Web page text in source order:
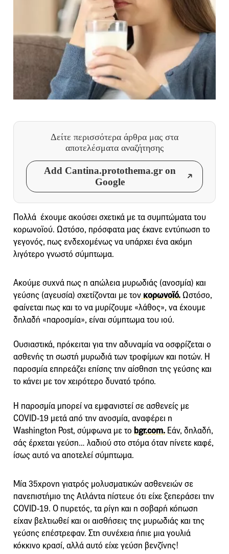
Δείτε περισσότερα άρθρα μας στα
αποτελέσματα αναζήτησης
Add Cantina.protothema.gr on
Google
Πολλά έχουμε ακούσει σχετικά με τα συμπτώματα του
κορωνοϊού. Ωστόσο, πρόσφατα μας έκανε εντύπωση το
γεγονός, πως ενδεχομένως να υπάρχει ένα ακόμη
λιγότερο γνωστό σύμπτωμα.
Ακούμε συχνά πως η απώλεια μυρωδιάς (ανοσμία) και
γεύσης (αγευσία) σχετίζονται με τον κορωνοϊό.Ωστόσο,
φαίνεται πως και το να μυρίζουμε «λάθος», να έχουμε
δηλαδή «παροσμία», είναι σύμπτωμα του ιού.
Ουσιαστικά, πρόκειται για την αδυναμία να οσφρίζεται ο
ασθενής τη σωστή μυρωδιά των τροφίμων και ποτών. Η
παροσμία επηρεάζει επίσης την αίσθηση της γεύσης και
το κάνει με τον χειρότερο δυνατό τρόπο.
Η παροσμία μπορεί να εμφανιστεί σε ασθενείς με
COVID-19 μετά από την ανοσμία, αναφέρει η
Washington Post, σύμφωνα με το bgr.com. Εάν, δηλαδή,
σάς έρχεται γεύση… λαδιού στο στόμα όταν πίνετε καφέ,
ίσως αυτό να αποτελεί σύμπτωμα.
Μία 35χρονη γιατρός μολυσματικών ασθενειών σε
πανεπιστήμιο της Ατλάντα πίστευε ότι είχε ξεπεράσει την
COVID-19. Ο πυρετός, τα ρίγη και η σοβαρή κόπωση
είχαν βελτιωθεί και οι αισθήσεις της μυρωδιάς και της
γεύσης επέστρεφαν. Στη συνέχεια ήπιε μια γουλιά
κόκκινο κρασί, αλλά αυτό είχε γεύση βενζίνης!